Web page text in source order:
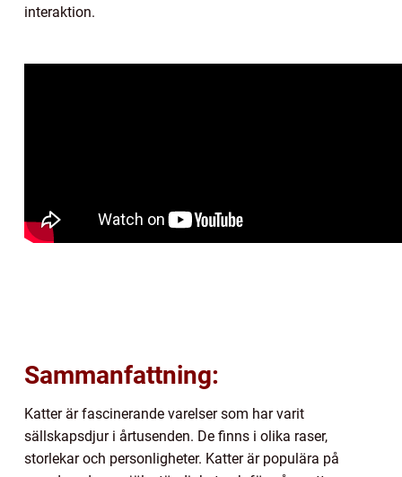
interaktion.
Sammanfattning:
Katter är fascinerande varelser som har varit
sällskapsdjur i årtusenden. De finns i olika raser,
storlekar och personligheter. Katter är populära på